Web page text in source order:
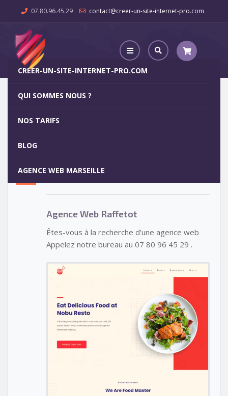
07.80.96.45.29 contact@creer-un-site-internet-pro.com
CREER-UN-SITE-INTERNET-PRO.COM
QUI SOMMES NOUS ?
NOS TARIFS
BLOG
AGENCE WEB MARSEILLE
Agence Web Raffetot
5
Votre site internet pour 29€
Agence Web Raffetot
Êtes-vous à la recherche d’une agence web
Appelez notre bureau au 07 80 96 45 29 .